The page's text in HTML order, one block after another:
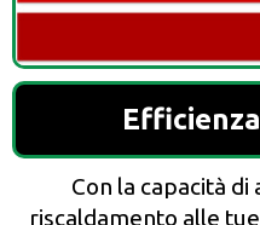
Con la capacità di
riscaldamento alle